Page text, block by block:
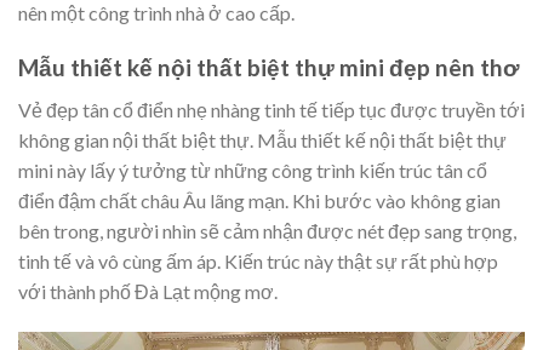
nên một công trình nhà ở cao cấp.
Mẫu thiết kế nội thất biệt thự mini đẹp nên thơ
Vẻ đẹp tân cổ điển nhẹ nhàng tinh tế tiếp tục được truyền tới
không gian nội thất biệt thự. Mẫu thiết kế nội thất biệt thự
mini này lấy ý tưởng từ những công trình kiến trúc tân cổ
điển đậm chất châu Âu lãng mạn. Khi bước vào không gian
bên trong, người nhìn sẽ cảm nhận được nét đẹp sang trọng,
tinh tế và vô cùng ấm áp. Kiến trúc này thật sự rất phù hợp
với thành phố Đà Lạt mộng mơ.